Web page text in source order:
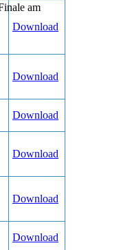
am
Download
Download
Download
Download
Download
Download